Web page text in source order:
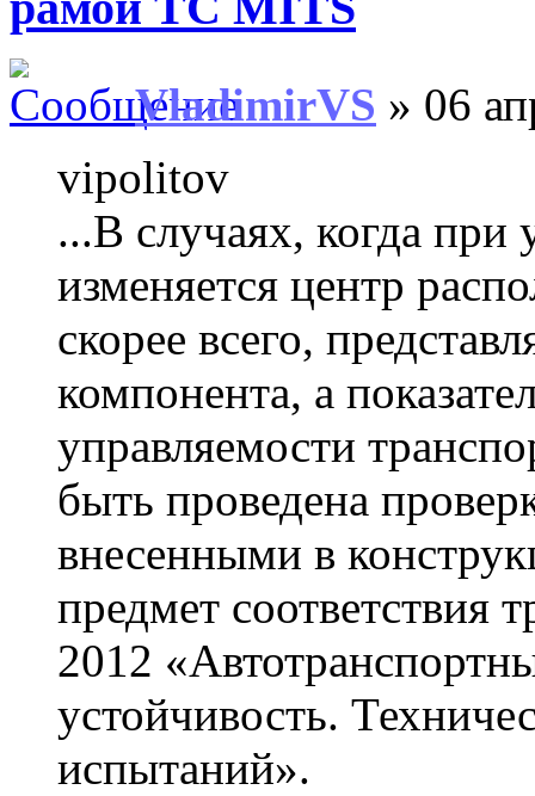
VladimirVS » 06
vipolitov
...В случаях, когда при
изменяется центр
скорее всего,
компонента, а
управляемости
быть проведена
внесенными в
предмет
2012
устойчивость.
испытаний».